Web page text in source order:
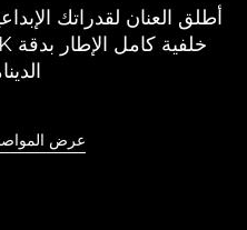
أطلق العنان لقدراتك
عرض